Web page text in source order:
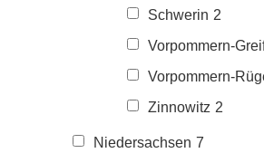
Schwerin 2
Vorpommern-
Vorpommern-
Zinnowitz 2
Niedersachsen 7